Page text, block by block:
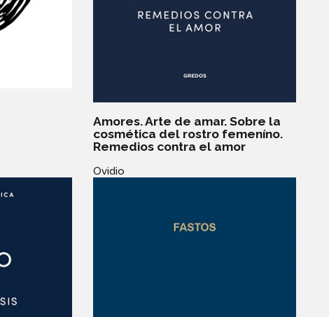
Amores. Arte de amar. Sobre la
cosmética del rostro femeníno.
Remedios contra el amor
Ovidio